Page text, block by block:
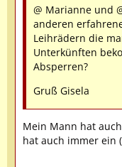
@ Marianne und
anderen
Leihrädern die
Unterkünften
Absperren?
Gruß Gisela
Mein Mann hat
hat auch immer ein